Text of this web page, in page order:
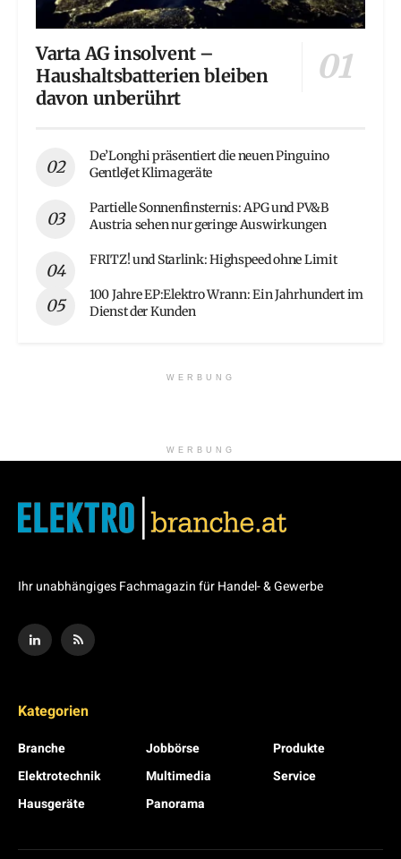
Varta AG insolvent –
Haushaltsbatterien bleiben
davon unberührt
De’Longhi präsentiert die neuen Pinguino
GentleJet Klimageräte
Partielle Sonnenfinsternis: APG und PV&B
Austria sehen nur geringe Auswirkungen
FRITZ! und Starlink: Highspeed ohne Limit
100 Jahre EP:Elektro Wrann: Ein Jahrhundert im
Dienst der Kunden
WERBUNG
WERBUNG
Ihr unabhängiges Fachmagazin für Handel- & Gewerbe
Kategorien
Branche
Elektrotechnik
Hausgeräte
Jobbörse
Multimedia
Panorama
Produkte
Service